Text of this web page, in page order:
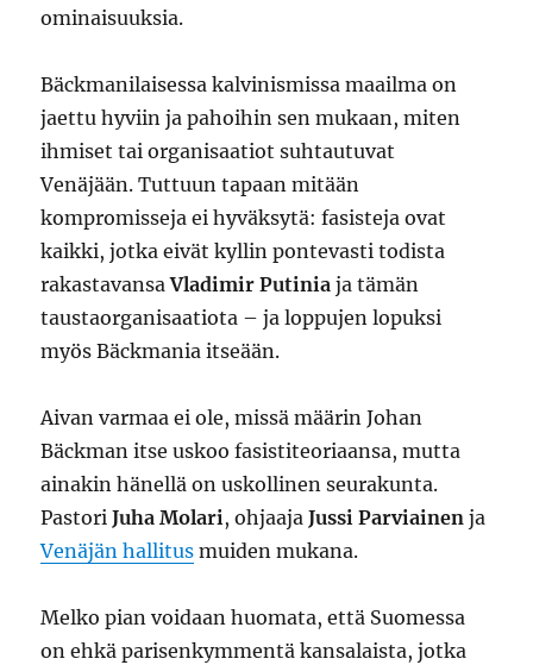
ominaisuuksia.
Bäckmanilaisessa kalvinismissa maailma on
jaettu hyviin ja pahoihin sen mukaan, miten
ihmiset tai organisaatiot suhtautuvat
Venäjään. Tuttuun tapaan mitään
kompromisseja ei hyväksytä: fasisteja ovat
kaikki, jotka eivät kyllin pontevasti todista
rakastavansaVladimir Putinia ja tämän
taustaorganisaatiota – ja loppujen lopuksi
myös Bäckmania itseään.
Aivan varmaa ei ole, missä määrin Johan
Bäckman itse uskoo fasistiteoriaansa, mutta
ainakin hänellä on uskollinen seurakunta.
PastoriJuha Molari, ohjaajaJussi Parviainen ja
Venäjän hallitus muiden mukana.
Melko pian voidaan huomata, että Suomessa
on ehkä parisenkymmentä kansalaista, jotka